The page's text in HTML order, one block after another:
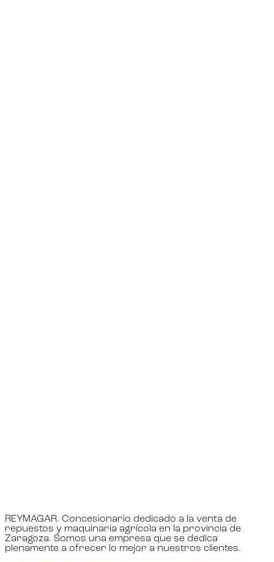
REYMAGAR. Concesionario dedicado a la venta de
repuestos y maquinaria agrícola en la provincia de
Zaragoza. Somos una empresa que se dedica
plenamente a ofrecer lo mejor a nuestros clientes.